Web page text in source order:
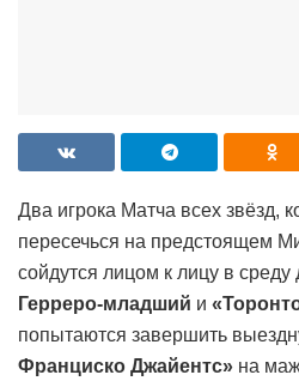
Два игрока Матча всех звёзд,
пересечься на предстоящем
сойдутся лицом к лицу в среду
Герреро-младший и
попытаются завершить
Франциско Джайентс» на